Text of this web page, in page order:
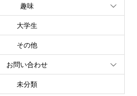
趣味
大学生
その他
お問い合わせ
未分類